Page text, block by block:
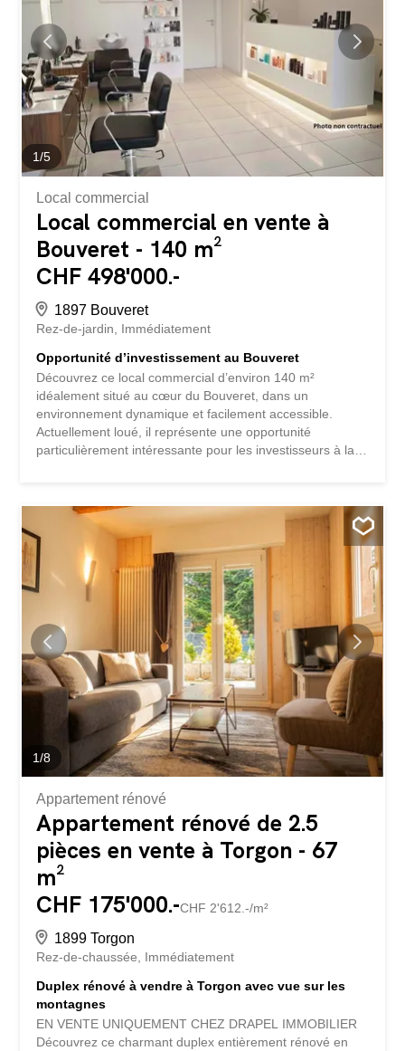
sera à rénover ou à démolir selon le projet envisagé.
Caractéristiques techniques du terrain : Commune : Ollon
Surface : ~2’580 m² Zone d’affectation : Zone d’habitation
de très faible densité 15 LAT (zone de chalet A) et Aire
forestière 18 LAT Indice : 1/8, soit 231.61 m² de surface...
1/5
Local commercial
Local commercial en vente à
Bouveret - 140 m²
CHF 498'000.-
1897 Bouveret
Rez-de-jardin
Immédiatement
Opportunité d’investissement au Bouveret
Découvrez ce local commercial d’environ 140 m²
idéalement situé au cœur du Bouveret, dans un
environnement dynamique et facilement accessible.
Actuellement loué, il représente une opportunité
particulièrement intéressante pour les investisseurs à la
configuration fonctionnelle, ce bien se prête parfaitement
à de nombreuses activités telles que : · Salon de coiffure
· Institut de beauté / salon esthétique · Boutique ou
magasin spécialisé · Cabinet ou espace de services Le
Bouveret bénéficie d’une situation stratégique, à proximité
du lac Léman, des axes routiers et de la frontière
française. La commune profite d’un cadre agréable et
vivant, avec des commerces, des écoles et une activité
touristique soutenue, offrant un fort potentiel de clientèle
à l’année. Le local offre : • Une belle surface exploitable
d’environ 140 m² •...
1/8
Appartement rénové
Appartement rénové de 2.5
pièces en vente à Torgon - 67
m²
CHF 175'000.-CHF 2'612.-/m²
1899 Torgon
Rez-de-chaussée
Immédiatement
Duplex rénové à vendre à Torgon avec vue sur les
montagnes
EN VENTE UNIQUEMENT CHEZ DRAPEL IMMOBILIER
Découvrez ce charmant duplex entièrement rénové en